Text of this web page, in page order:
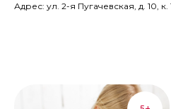
Адрес: ул. 2-я Пугачевская, д. 10, к.